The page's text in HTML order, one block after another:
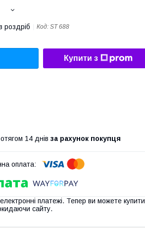
роздріб Код: ST 688
Купити з
14 днів за рахунок покупця
платежі. Тепер ви можете купити
сайту.